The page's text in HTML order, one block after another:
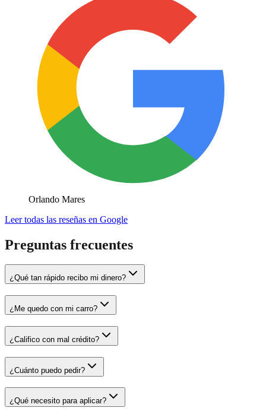
Orlando Mares
Leer todas las reseñas en Google
Preguntas frecuentes
¿Qué tan rápido recibo mi dinero?
¿Me quedo con mi carro?
¿Califico con mal crédito?
¿Cuánto puedo pedir?
¿Qué necesito para aplicar?